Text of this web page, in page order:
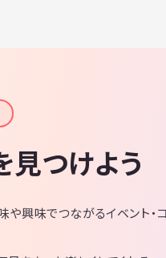
見つけよう
や興味でつながるイベント・